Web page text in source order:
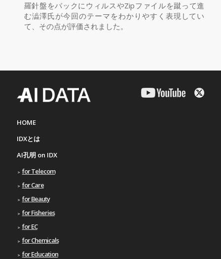
羅針盤をバックにウィルスやZipファイルを蹴って進
む澁澤氏が今回のテーマをわかりやすく表現してい
て、その点が評価されました。
HOME
IDXとは
AI孔明 on IDX
for Telecom
for Care
for Beauty
for Fisheries
for EC
for Chemicals
for Education